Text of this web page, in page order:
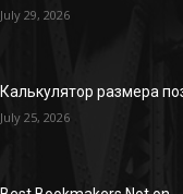
July 29, 2026
Калькулятор размера
July 25, 2026